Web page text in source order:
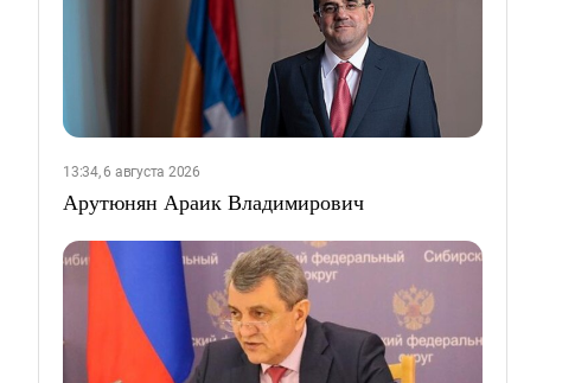
13:34, 6 августа 2026
Арутюнян Араик Владимирович